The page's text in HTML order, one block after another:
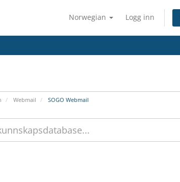
Norwegian Logg inn
Webmail SOGO Webmail